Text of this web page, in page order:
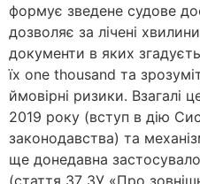
формує зведене судове
дозволяє за лічені
документи в яких
їх one thousand та
ймовірні ризики. Взагалі
2019 року (вступ в дію
законодавства) та
ще донедавна
(стаття 37 ЗУ «Про